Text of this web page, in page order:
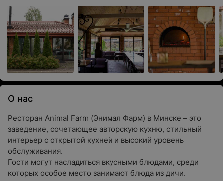
О нас
Ресторан Animal Farm (Энимал Фарм) в Минске – это
заведение, сочетающее авторскую кухню, стильный
интерьер с открытой кухней и высокий уровень
обслуживания.
Гости могут насладиться вкусными блюдами, среди
которых особое место занимают блюда из дичи.